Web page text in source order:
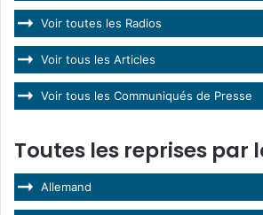
Voir toutes les Radios
Voir tous les Articles
Voir tous les Communiqués de Presse
Toutes les reprises par
Allemand